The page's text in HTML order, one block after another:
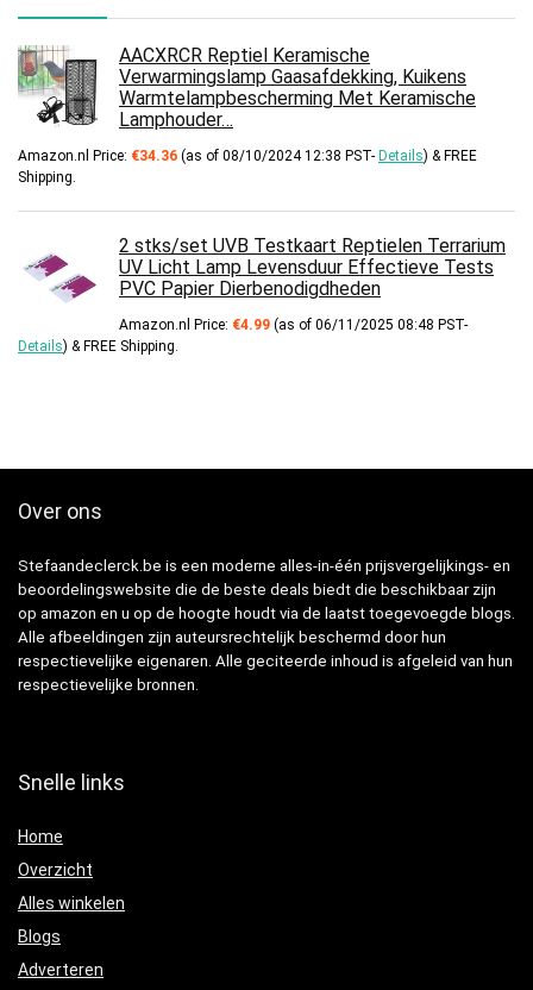
AACXRCR Reptiel Keramische
Verwarmingslamp Gaasafdekking, Kuikens
Warmtelampbescherming Met Keramische
Lamphouder…
Amazon.nl Price: €34.36 (as of 08/10/2024 12:38 PST- Details) &FREE
Shipping.
2 stks/set UVB Testkaart Reptielen Terrarium
UV Licht Lamp Levensduur Effectieve Tests
PVC Papier Dierbenodigdheden
Amazon.nl Price: €4.99 (as of 06/11/2025 08:48 PST-
Details) &FREE Shipping.
Over ons
Stefaandeclerck.be is een moderne alles-in-één prijsvergelijkings- en
beoordelingswebsite die de beste deals biedt die beschikbaar zijn
op amazon en u op de hoogte houdt via de laatst toegevoegde blogs.
Alle afbeeldingen zijn auteursrechtelijk beschermd door hun
respectievelijke eigenaren. Alle geciteerde inhoud is afgeleid van hun
respectievelijke bronnen.
Snelle links
Home
Overzicht
Alles winkelen
Blogs
Adverteren